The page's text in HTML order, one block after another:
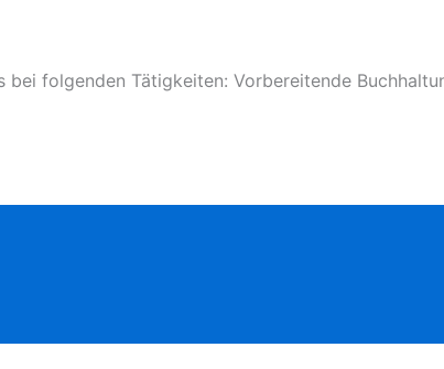
folgenden Tätigkeiten: Vorbereitende